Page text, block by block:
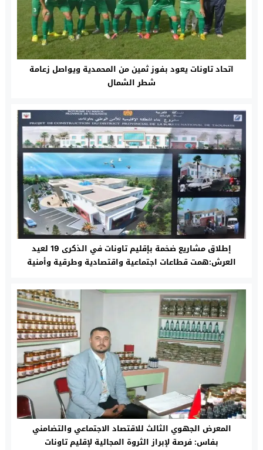
اتحاد تاونات يعود بفوز ثمين من المحمدية ويواصل زعامة
شطر الشمال‎
إطلاق مشاريع ضخمة بإقليم تاونات في الذكرى 19 لعيد
العرش:همت قطاعات اجتماعية واقتصادية وطرقية وأمنية
المعرض الجهوي الثالث للاقتصاد الاجتماعي والتضامني
بفاس: فرصة لإبراز الثروة المجالية لإقليم تاونات